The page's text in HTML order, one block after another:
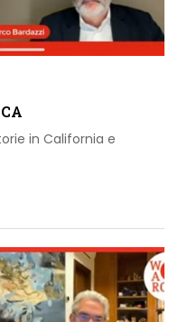
in California e